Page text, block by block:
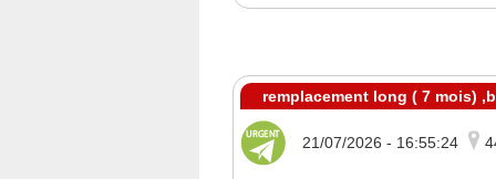
remplacement long ( 7 mois)
21/07/2026 - 16:55:24